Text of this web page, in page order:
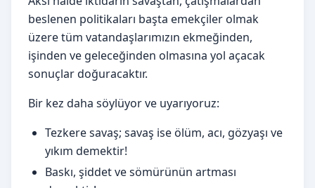
beslenen politikaları başta emekçiler olmak
üzere tüm vatandaşlarımızın ekmeğinden,
işinden ve geleceğinden olmasına yol açacak
sonuçlar doğuracaktır.
Bir kez daha söylüyor ve uyarıyoruz:
Tezkere savaş; savaş ise ölüm, acı, gözyaşı ve
yıkım demektir!
Baskı, şiddet ve sömürünün artması